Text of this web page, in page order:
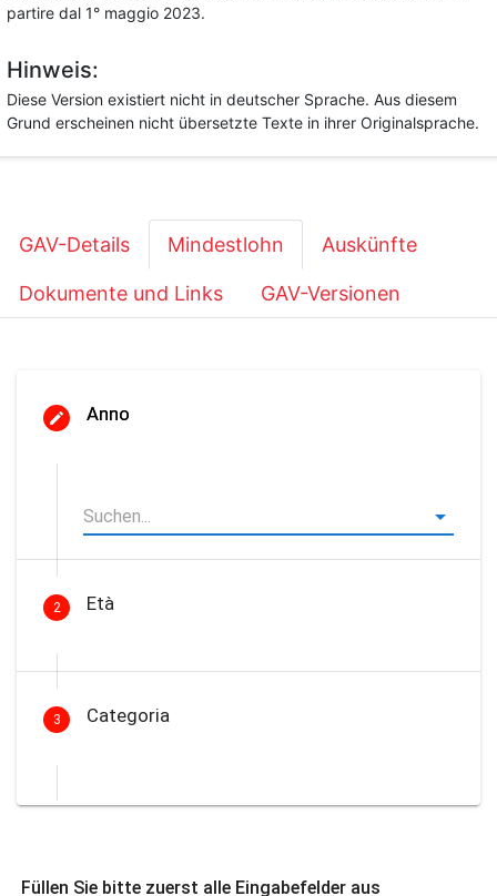
partire dal 1° maggio 2023.
Hinweis:
Diese Version existiert nicht in deutscher Sprache. Aus diesem
Grund erscheinen nicht übersetzte Texte in ihrer Originalsprache.
GAV-Details Mindestlohn Auskünfte
Dokumente und Links GAV-Versionen
Anno
2 Età
3 Categoria
Füllen Sie bitte zuerst alle Eingabefelder aus